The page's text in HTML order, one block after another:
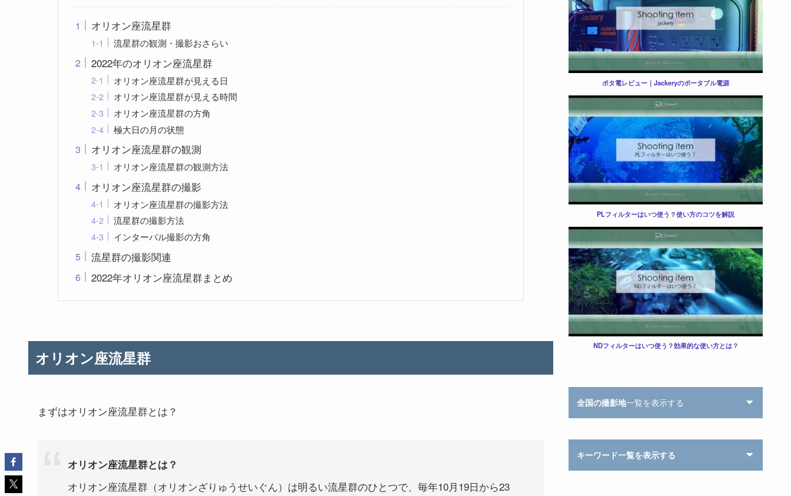
オリオン座流星群
流星群の観測・撮影おさらい
2022年のオリオン座流星群
オリオン座流星群が見える日
オリオン座流星群が見える時間
オリオン座流星群の方角
極大日の月の状態
オリオン座流星群の観測
オリオン座流星群の観測方法
オリオン座流星群の撮影
オリオン座流星群の撮影方法
流星群の撮影方法
インターバル撮影の方角
流星群の撮影関連
2022年オリオン座流星群まとめ
オリオン座流星群
まずはオリオン座流星群とは？
オリオン座流星群とは？
オリオン座流星群（オリオンざりゅうせいぐん）は明るい流星群のひとつで、毎年10月19日から23
ポタ電レビュー｜Jackeryのポータブル電源
PLフィルターはいつ使う？使い方のコツを解説
NDフィルターはいつ使う？効果的な使い方とは？
全国の撮影地一覧を表示する
キーワード一覧を表示する